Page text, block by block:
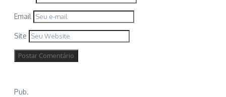
Email
Site
Pub.